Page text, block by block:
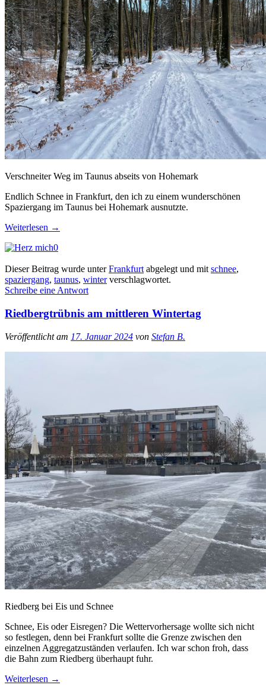
Verschneiter Weg im Taunus abseits von Hohemark
Endlich Schnee in Frankfurt, den ich zu einem wunderschönen
Spaziergang im Taunus bei Hohemark ausnutzte.
Weiterlesen →
0
Dieser Beitrag wurde unterFrankfurtabgelegt und mitschnee,
spaziergang, taunus, winterverschlagwortet.
Schreibe eine Antwort
Riedbergtrübnis am mittleren Wintertag
Veröffentlicht am 17. Januar 2024 von Stefan B.
Riedberg bei Eis und Schnee
Schnee, Eis oder Eisregen? Die Wettervorhersage wollte sich nicht
so festlegen, denn bei Frankfurt sollte die Grenze zwischen den
einzelnen Aggregatzuständen verlaufen. Ich war schon froh, dass
die Bahn zum Riedberg überhaupt fuhr.
Weiterlesen →